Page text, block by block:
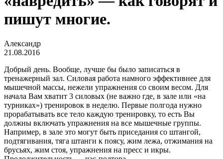
пишут многие.
Александр
21.08.2016
Добрый день. Вообще, лучше бы было записаться в
тренажерный зал. Силовая работа намного эффективнее для
мышечной массы, нежели упражнения со своим весом. Для
начала Вам хватит 3 силовых (не важно где, в зале или «на
турниках») тренировок в неделю. Первые полгода нужно
прорабатывать все тело каждую тренировку, то есть Вы
должны включать упражнения на все мышечные группы.
Например, в зале это могут быть приседания со штангой,
подтягивания, тяга штанги к поясу, жим лежа, отжимания на
брусьях, жим стоя, упражнения на пресс и икры.